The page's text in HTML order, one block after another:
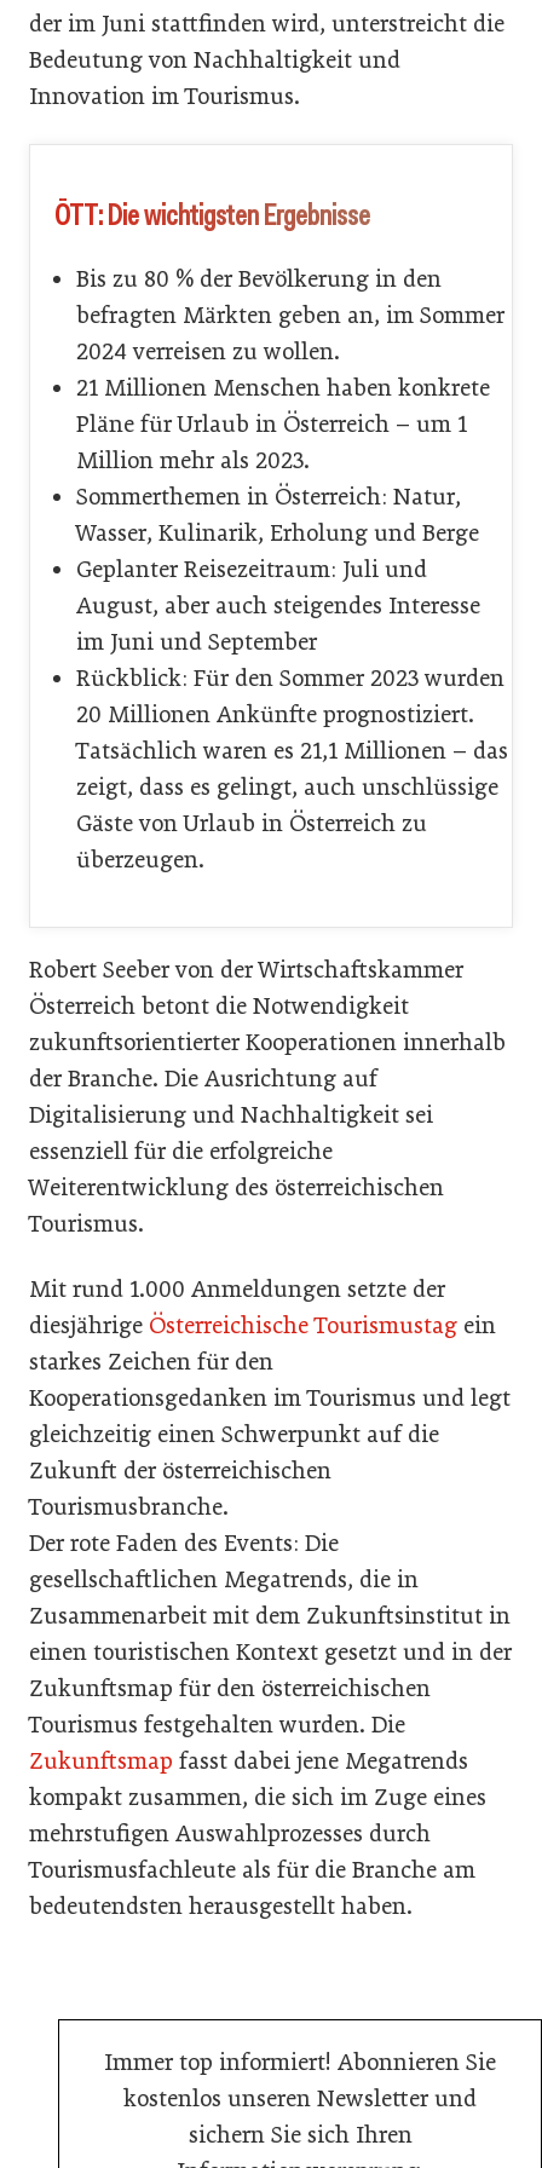
der im Juni stattfinden wird, unterstreicht die
Bedeutung von Nachhaltigkeit und
Innovation im Tourismus.
ÖTT: Die wichtigsten Ergebnisse
Bis zu 80 % der Bevölkerung in den
befragten Märkten geben an, im Sommer
2024 verreisen zu wollen.
21 Millionen Menschen haben konkrete
Pläne für Urlaub in Österreich – um 1
Million mehr als 2023.
Sommerthemen in Österreich: Natur,
Wasser, Kulinarik, Erholung und Berge
Geplanter Reisezeitraum: Juli und
August, aber auch steigendes Interesse
im Juni und September
Rückblick: Für den Sommer 2023 wurden
20 Millionen Ankünfte prognostiziert.
Tatsächlich waren es 21,1 Millionen – das
zeigt, dass es gelingt, auch unschlüssige
Gäste von Urlaub in Österreich zu
überzeugen.
Robert Seeber von der Wirtschaftskammer
Österreich betont die Notwendigkeit
zukunftsorientierter Kooperationen innerhalb
der Branche. Die Ausrichtung auf
Digitalisierung und Nachhaltigkeit sei
essenziell für die erfolgreiche
Weiterentwicklung des österreichischen
Tourismus.
Mit rund 1.000 Anmeldungen setzte der
diesjährige Österreichische Tourismustag ein
starkes Zeichen für den
Kooperationsgedanken im Tourismus und legt
gleichzeitig einen Schwerpunkt auf die
Zukunft der österreichischen
Tourismusbranche.
Der rote Faden des Events: Die
gesellschaftlichen Megatrends, die in
Zusammenarbeit mit dem Zukunftsinstitut in
einen touristischen Kontext gesetzt und in der
Zukunftsmap für den österreichischen
Tourismus festgehalten wurden. Die
Zukunftsmap fasst dabei jene Megatrends
kompakt zusammen, die sich im Zuge eines
mehrstufigen Auswahlprozesses durch
Tourismusfachleute als für die Branche am
bedeutendsten herausgestellt haben.
Immer top informiert! Abonnieren Sie
kostenlos unseren Newsletter und
sichern Sie sich Ihren